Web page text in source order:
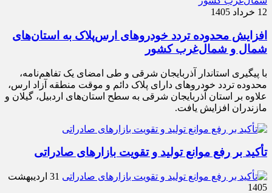
12 خرداد 1405
افزایش محدوده تردد خودروهای ارس‌پلاک به استان‌های
شمال و شمال‌غرب کشور
با پیگیری استاندار آذربایجان شرقی و طی امضای یک تفاهم‌نامه،
محدوده تردد خودروهای دارای پلاک دائم و موقت منطقه آزاد ارس،
علاوه بر استان آذربایجان شرقی به سطح استان‌های اردبیل، گیلان و
مازندران افزایش یافت.
تأکید بر رفع موانع تولید و تقویت بازارهای صادراتی
31 اردیبهشت
1405